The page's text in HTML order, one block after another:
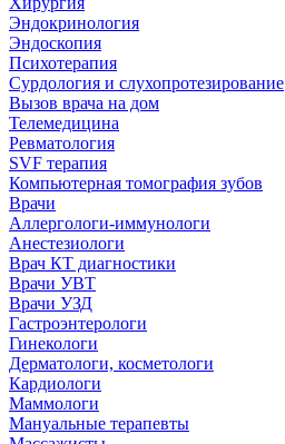
Эндокринология
Эндоскопия
Психотерапия
Сурдология и слухопротезирование
Вызов врача на дом
Телемедицина
Ревматология
SVF терапия
Компьютерная томография зубов
Врачи
Аллергологи-иммунологи
Анестезиологи
Врач КТ диагностики
Врачи УВТ
Врачи УЗД
Гастроэнтерологи
Гинекологи
Дерматологи, косметологи
Кардиологи
Маммологи
Мануальные терапевты